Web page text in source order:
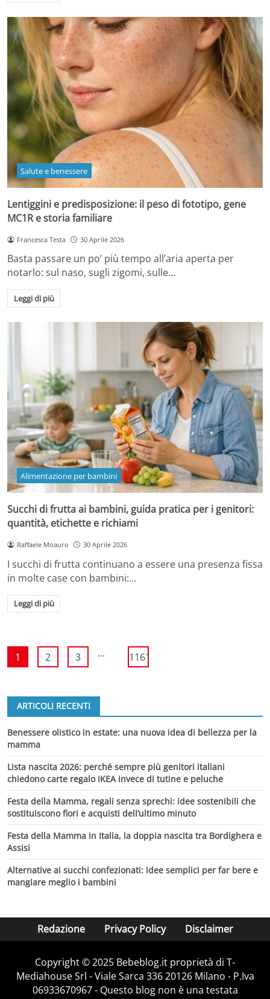
Salute e benessere
Lentiggini e predisposizione: il peso di fototipo, gene
MC1R e storia familiare
Francesca Testa 30 Aprile 2026
Basta passare un po’ più tempo all’aria aperta per
notarlo: sul naso, sugli zigomi, sulle…
Leggi di più
Alimentazione per bambini
Succhi di frutta ai bambini, guida pratica per i genitori:
quantità, etichette e richiami
Raffaele Moauro 30 Aprile 2026
I succhi di frutta continuano a essere una presenza fissa
in molte case con bambini:…
Leggi di più
1 2 3 ... 1161
ARTICOLI RECENTI
Benessere olistico in estate: una nuova idea di bellezza per la
mamma
Lista nascita 2026: perché sempre più genitori italiani
chiedono carte regalo IKEA invece di tutine e peluche
Festa della Mamma, regali senza sprechi: idee sostenibili che
sostituiscono fiori e acquisti dell’ultimo minuto
Festa della Mamma in Italia, la doppia nascita tra Bordighera e
Assisi
Alternative ai succhi confezionati: idee semplici per far bere e
mangiare meglio i bambini
Redazione Privacy Policy Disclaimer
Copyright © 2025 Bebeblog.it proprietà di T-
Mediahouse Srl - Viale Sarca 336 20126 Milano - P.Iva
06933670967 - Questo blog non è una testata